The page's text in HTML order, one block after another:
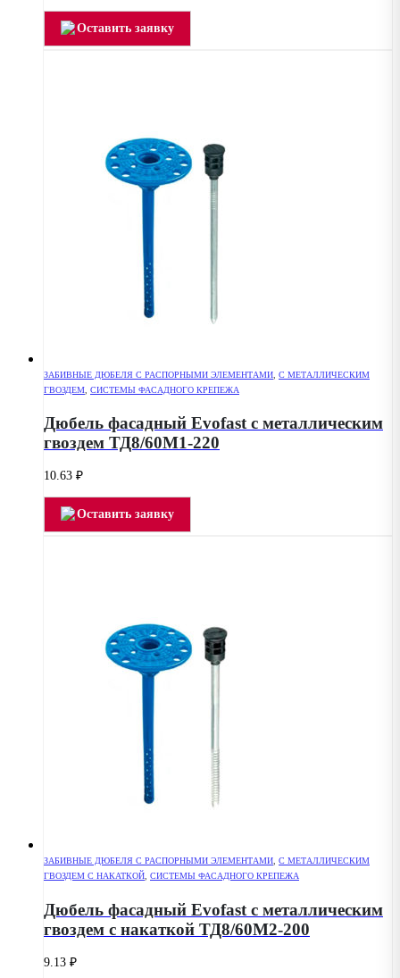
Оставить заявку
ЗАБИВНЫЕ ДЮБЕЛЯ С РАСПОРНЫМИ ЭЛЕМЕНТАМИ С МЕТАЛЛИЧЕСКИМ
ГВОЗДЕМ СИСТЕМЫ ФАСАДНОГО КРЕПЕЖА
Дюбель фасадный Evofast с металлическим
гвоздем ТД8/60М1-220
10.63 ₽
Оставить заявку
ЗАБИВНЫЕ ДЮБЕЛЯ С РАСПОРНЫМИ ЭЛЕМЕНТАМИ С МЕТАЛЛИЧЕСКИМ
ГВОЗДЕМ С НАКАТКОЙ СИСТЕМЫ ФАСАДНОГО КРЕПЕЖА
Дюбель фасадный Evofast с металлическим
гвоздем с накаткой ТД8/60М2-200
9.13 ₽